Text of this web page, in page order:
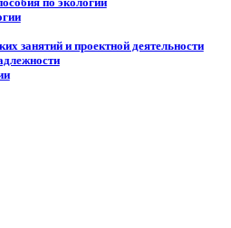
занятий и проектной деятельности